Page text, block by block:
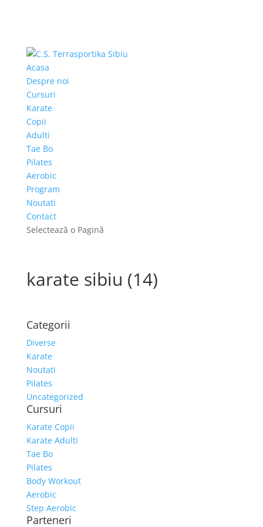
Acasa
Despre noi
Cursuri
Karate
Copii
Adulti
Tae Bo
Pilates
Aerobic
Program
Noutati
Contact
Selectează o Pagină
karate sibiu (14)
Categorii
Diverse
Karate
Noutati
Pilates
Uncategorized
Cursuri
Karate Copii
Karate Adulti
Tae Bo
Pilates
Body Workout
Aerobic
Step Aerobic
Parteneri